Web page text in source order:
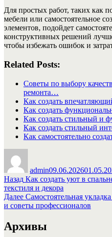
Для простых работ, таких как
мебели или самостоятельное
элементов, подойдет
конструктивных решений
чтобы избежать ошибок и
Related Posts:
Советы по выбору
ремонта…
Как создать
Как создать
Как создать стильный и
Как создать стильный
Как самостоятельно
admin09.06.2026
Навигация
по
записям
Назад Предыдущая
запись:
Как создать уют в
текстиля и декора
Далее Следующая
запись:
Самостоятельная
и советы профессионалов
Архивы